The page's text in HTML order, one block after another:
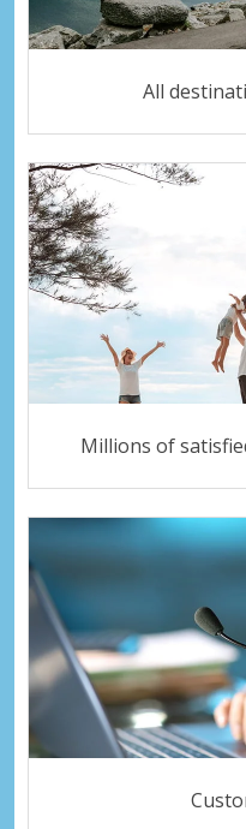
All
Millions of